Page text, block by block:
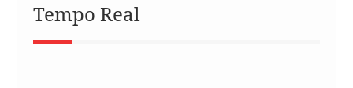
Tempo Real